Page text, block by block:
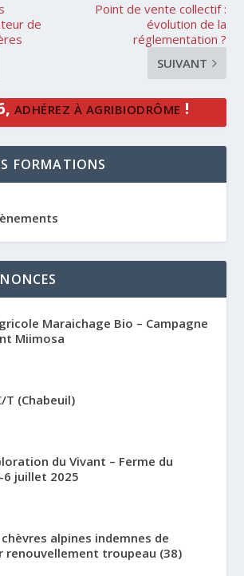
de
Point de vente collectif :
évolution de la
réglementation ?
SUIVANT
ADHÉREZ À AGRIBIODRÔME !
FORMATIONS
Maraichage Bio – Campagne
Miimosa
T (Chabeuil)
du Vivant – Ferme du
6 juillet 2025
alpines indemnes de
renouvellement troupeau (38)